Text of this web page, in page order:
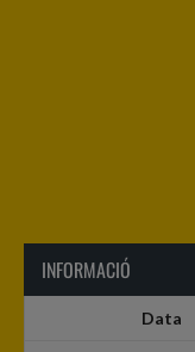
INFORMACIÓ
Data